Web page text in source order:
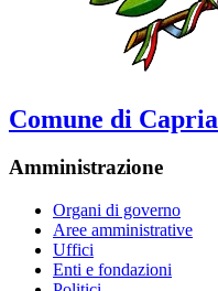
Comune di
Amministrazione
Organi di governo
Aree amministrative
Uffici
Enti e fondazioni